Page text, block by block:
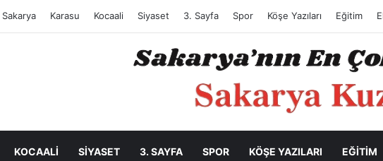
Sakarya Karasu Kocaali Siyaset 3. Sayfa Spor Köşe Yazıları Eğitim
KOCAALI SIYASET 3. SAYFA SPOR KÖŞE YAZILARI EĞITIM